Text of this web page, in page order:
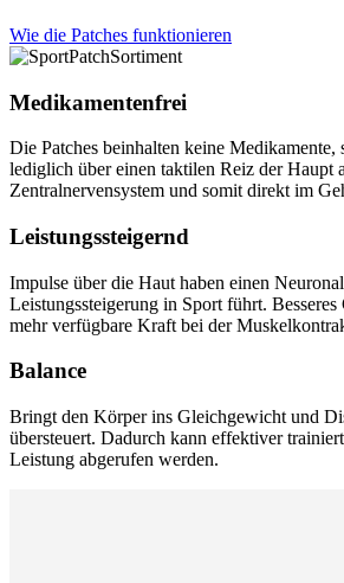
Wie die Patches funktionieren
Medikamentenfrei
Die Patches beinhalten keine Medikamente,
lediglich über einen taktilen Reiz der Haupt
Zentralnervensystem und somit direkt im
Leistungssteigernd
Impulse über die Haut haben einen
Leistungssteigerung in Sport führt.
mehr verfügbare Kraft bei der
Balance
Bringt den Körper ins Gleichgewicht und
übersteuert. Dadurch kann effektiver
Leistung abgerufen werden.